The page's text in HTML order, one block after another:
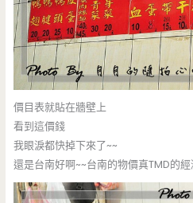
價目表就貼在牆壁上
看到這價錢
我眼淚都快掉下來了~~
還是台南好啊~~台南的物價真TMD的